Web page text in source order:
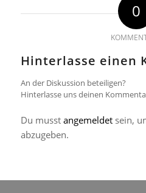
0
Hinterlasse einen
An der Diskussion beteiligen?
Hinterlasse uns deinen
Du musst angemeldetsein,
abzugeben.